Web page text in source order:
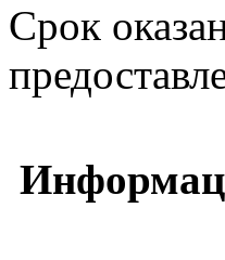
Срок